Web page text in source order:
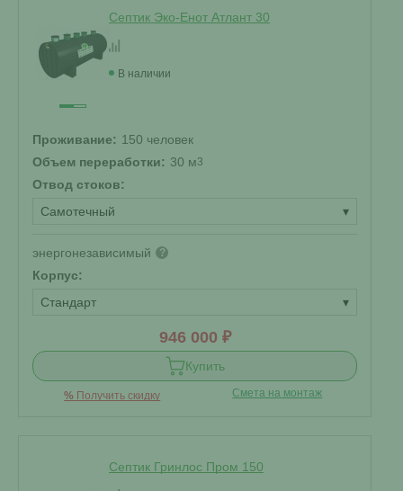
Септик Эко-Енот Атлант 30
В наличии
Проживание: 150 человек
Объем переработки: 30 м3
Отвод стоков:
Самотечный
▾
энергонезависимый ?
Корпус:
Стандарт
▾
946 000 ₽
Купить
% Получить скидку Смета на монтаж
Септик Гринлос Пром 150